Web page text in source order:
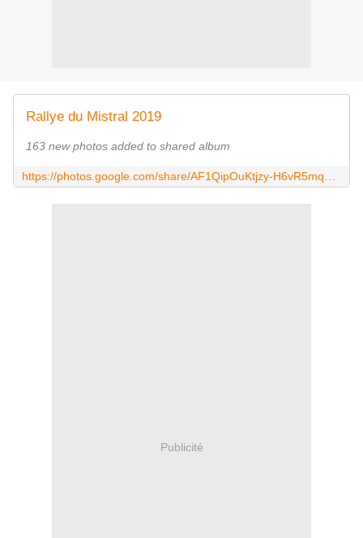
Rallye du Mistral 2019
163 new photos added to shared album
Publicité